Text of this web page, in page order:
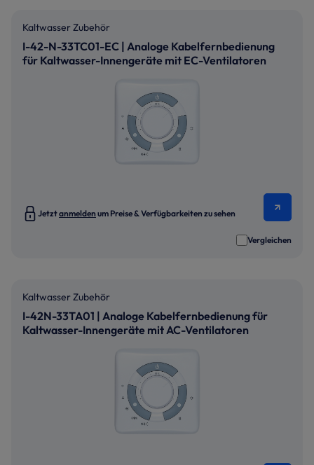
Kaltwasser Zubehör
I-42-N-33TC01-EC | Analoge Kabelfernbedienung
für Kaltwasser-Innengeräte mit EC-Ventilatoren
Jetztanmelden um Preise & Verfügbarkeiten zu sehen
Vergleichen
Kaltwasser Zubehör
I-42N-33TA01 | Analoge Kabelfernbedienung für
Kaltwasser-Innengeräte mit AC-Ventilatoren